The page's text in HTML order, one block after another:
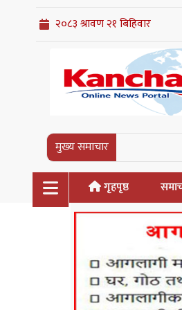
मुख्य समाचार
गृहपृष्ठ